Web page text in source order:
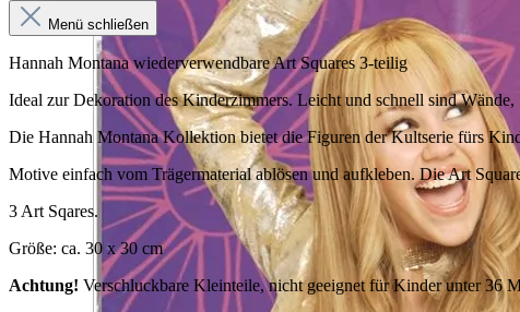
Menü schließen
Hannah Montana wiederverwendbare Art Squares 3-teilig
Ideal zur Dekoration des Kinderzimmers. Leicht und schnell sind
Die Hannah Montana Kollektion bietet die Figuren der Kultserie fürs
Motive einfach vom Trägermaterial ablösen und aufkleben. Die Art
3 Art Sqares.
Größe: ca. 30 x 30 cm
Achtung! Verschluckbare Kleinteile, nicht geeignet für Kinder unter 36